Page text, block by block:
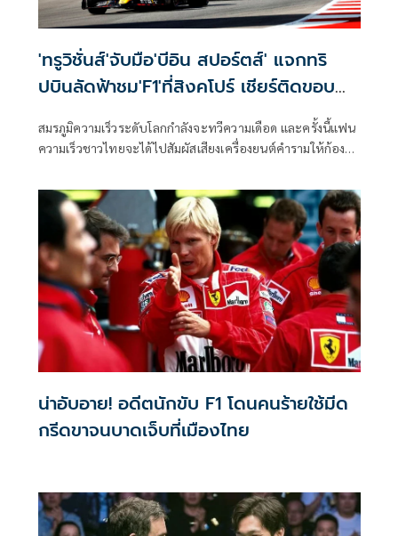
'ทรูวิชั่นส์'จับมือ'บีอิน สปอร์ตส์' แจกทริ
ปบินลัดฟ้าชม'F1'ที่สิงคโปร์ เชียร์ติดขอบ
สมรภูมิความเร็วระดับโลกกำลังจะทวีความเดือด และครั้งนี้แฟน
ความเร็วชาวไทยจะได้ไปสัมผัสเสียงเครื่องยนต์คำรามให้ก้องหู
(beIN SPORTS) เจ้าของลิขสิทธิ์ถ่ายทอดสดมอเตอร์สปอร์ต
อันดับหนึ่ง จัดแคมเปญสุดเอ็กซ์คลูซีฟ เอาใจคอความเร็วขั้นสุด
แจกแพ็กเกจทริปบินลัดฟ้าชมการแข่งขันรถสูตรหนึ่งชิงแชมป์
โลก FORMULA 1 SINGAPORE AIRLINES SINGAPORE GRAND
PRIX 2026 ณ สนาม มารีน่า เบย์ สตรีท เซอร์กิต ประเทศ
สิงคโปร์ แบบติดขอบสนาม ฟรี! จำนวน 1 รางวัล (รางวัลละ 2 ที่
นั่ง) มูลค่ารวมกว่า 215,160 บาท
น่าอับอาย! อดีตนักขับ F1 โดนคนร้ายใช้มีด
กรีดขาจนบาดเจ็บที่เมืองไทย